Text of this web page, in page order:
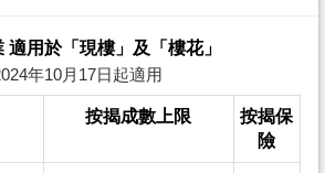
適用於「現樓」及「樓花」
年10月17日起適用
按揭成數上限
按揭保
險